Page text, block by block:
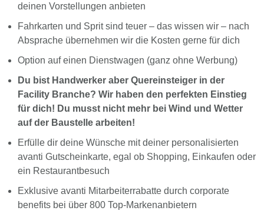
deinen Vorstellungen anbieten
Fahrkarten und Sprit sind teuer – das wissen wir – nach
Absprache übernehmen wir die Kosten gerne für dich
Option auf einen Dienstwagen (ganz ohne Werbung)
Du bist Handwerker aber Quereinsteiger in der
Facility Branche? Wir haben den perfekten Einstieg
für dich! Du musst nicht mehr bei Wind und Wetter
auf der Baustelle arbeiten!
Erfülle dir deine Wünsche mit deiner personalisierten
avanti Gutscheinkarte, egal ob Shopping, Einkaufen oder
ein Restaurantbesuch
Exklusive avanti Mitarbeiterrabatte durch corporate
benefits bei über 800 Top-Markenanbietern